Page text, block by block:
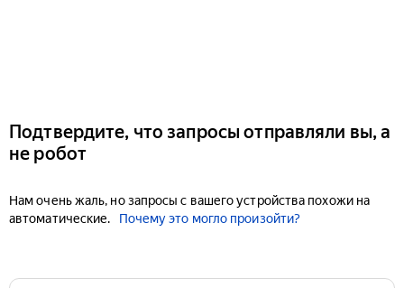
Подтвердите, что запросы отправляли вы, а
не робот
Нам очень жаль, но запросы с вашего устройства похожи на
автоматические.
Почему это могло произойти?